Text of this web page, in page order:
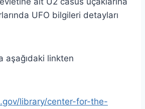
UFO bilgileri detayları
aşağıdaki linkten
library/center-for-the-